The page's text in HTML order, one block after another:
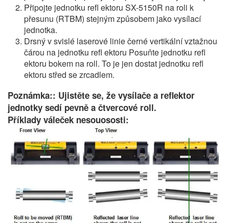
Připojte jednotku refl ektoru SX-5150R na roli k
přesunu (RTBM) stejným způsobem jako vysílací
jednotka.
Drsný v svislé laserové linie černé vertikální vztažnou
čárou na jednotku refl ektoru Posuňte jednotku refl
ektoru bokem na roll. To je jen dostat jednotku refl
ektoru střed se zrcadlem.
Poznámka:: Ujistěte se, že vysílače a reflektor
jednotky sedí pevně a čtvercové roll.
Příklady váleček nesouososti: